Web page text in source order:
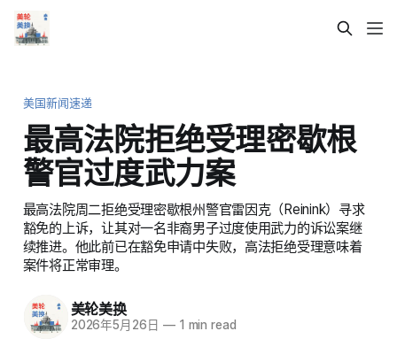
美国新闻速递
最高法院拒绝受理密歇根
警官过度武力案
最高法院周二拒绝受理密歇根州警官雷因克（Reinink）寻求
豁免的上诉，让其对一名非裔男子过度使用武力的诉讼案继
续推进。他此前已在豁免申请中失败，高法拒绝受理意味着
案件将正常审理。
美轮美换
2026年5月26日 —1 min read